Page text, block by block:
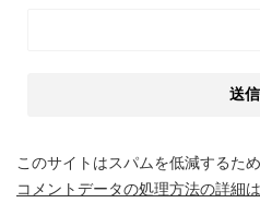
このサイトはスパムを低減するた
コメントデータの処理方法の詳細